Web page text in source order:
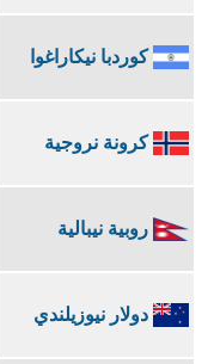
كوردبا نيكاراغوا
كرونة نروجية
روبية نيبالية
دولار نيوزيلندي